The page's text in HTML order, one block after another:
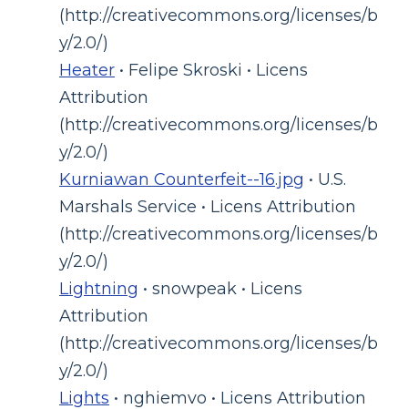
(http://creativecommons.org/licenses/b
y/2.0/)
Heater • Felipe Skroski • Licens
Attribution
(http://creativecommons.org/licenses/b
y/2.0/)
Kurniawan Counterfeit--16.jpg • U.S.
Marshals Service • Licens Attribution
(http://creativecommons.org/licenses/b
y/2.0/)
Lightning • snowpeak • Licens
Attribution
(http://creativecommons.org/licenses/b
y/2.0/)
Lights • nghiemvo • Licens Attribution